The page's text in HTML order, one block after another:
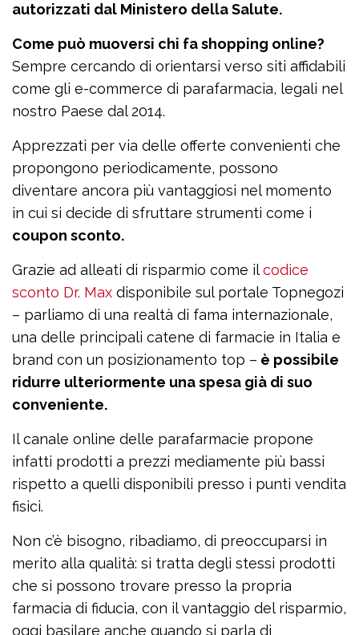
autorizzati dal Ministero della Salute.
Come può muoversi chi fa shopping online?
Sempre cercando di orientarsi verso siti affidabili
come gli e-commerce di parafarmacia, legali nel
nostro Paese dal 2014.
Apprezzati per via delle offerte convenienti che
propongono periodicamente, possono
diventare ancora più vantaggiosi nel momento
in cui si decide di sfruttare strumenti come i
coupon sconto.
Grazie ad alleati di risparmio come ilcodice
sconto Dr. Max disponibile sul portale Topnegozi
– parliamo di una realtà di fama internazionale,
una delle principali catene di farmacie in Italia e
brand con un posizionamento top – è possibile
ridurre ulteriormente una spesa già di suo
conveniente.
Il canale online delle parafarmacie propone
infatti prodotti a prezzi mediamente più bassi
rispetto a quelli disponibili presso i punti vendita
fisici.
Non c’è bisogno, ribadiamo, di preoccuparsi in
merito alla qualità: si tratta degli stessi prodotti
che si possono trovare presso la propria
farmacia di fiducia, con il vantaggio del risparmio,
oggi basilare anche quando si parla di